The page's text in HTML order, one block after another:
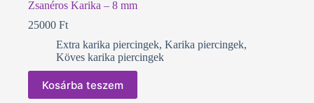
Zsanéros Karika – 8 mm
25000 Ft
Extra karika piercingek, Karika piercingek,
Köves karika piercingek
Kosárba teszem